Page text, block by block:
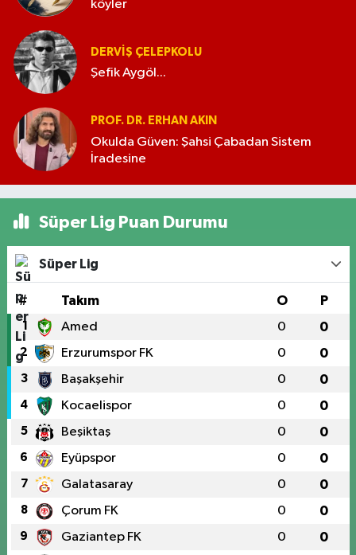
köyler
DERVIŞ ÇELEPKOLU
Şefik Aygöl...
PROF. DR. ERHAN AKIN
Okulda Güven: Şahsi Çabadan Sistem
İradesine
Süper Lig Puan Durumu
Süper Lig
# Takım O P
1 Amed 0 0
2 Erzurumspor FK 0 0
3 Başakşehir 0 0
4 Kocaelispor 0 0
5 Beşiktaş 0 0
6 Eyüpspor 0 0
7 Galatasaray 0 0
8 Çorum FK 0 0
9 Gaziantep FK 0 0